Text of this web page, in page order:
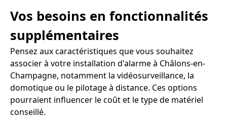
Vos besoins en fonctionnalités
supplémentaires
Pensez aux caractéristiques que vous souhaitez
associer à votre installation d'alarme à Châlons-en-
Champagne, notamment la vidéosurveillance, la
domotique ou le pilotage à distance. Ces options
pourraient influencer le coût et le type de matériel
conseillé.